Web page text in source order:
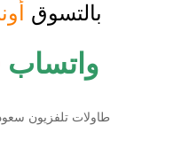
بالتسوق
واتساب
طاولات تلفزيون